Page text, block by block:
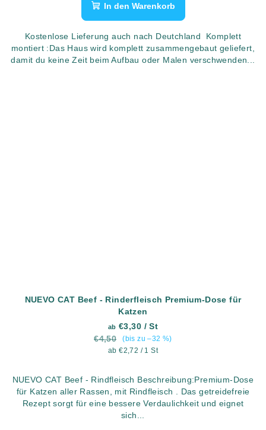
In den Warenkorb
Kostenlose Lieferung auch nach Deutchland Komplett
montiert :Das Haus wird komplett zusammengebaut geliefert,
damit du keine Zeit beim Aufbau oder Malen verschwenden...
NUEVO CAT Beef - Rinderfleisch Premium-Dose für
Katzen
ab €3,30 / St
€4,50
(bis zu –32 %)
Verkaufspreis:
ab €2,72 / 1 St
NUEVO CAT Beef - Rindfleisch Beschreibung:Premium-Dose
für Katzen aller Rassen, mit Rindfleisch . Das getreidefreie
Rezept sorgt für eine bessere Verdaulichkeit und eignet
sich...